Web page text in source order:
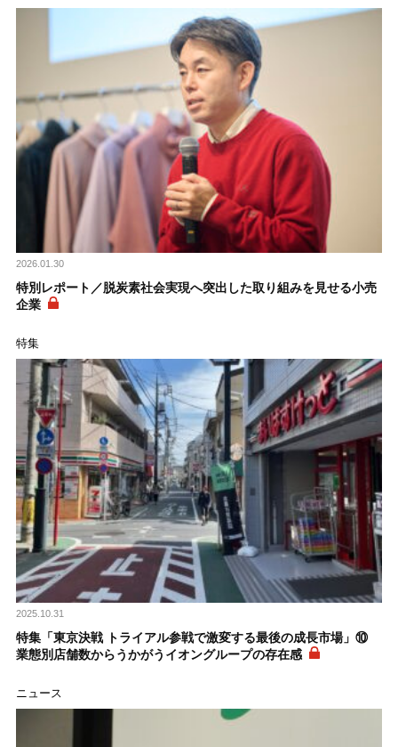
2026.01.30
特別レポート／脱炭素社会実現へ突出した取り組みを見せる小売
企業
特集
2025.10.31
特集「東京決戦 トライアル参戦で激変する最後の成長市場」⑩
業態別店舗数からうかがうイオングループの存在感
ニュース